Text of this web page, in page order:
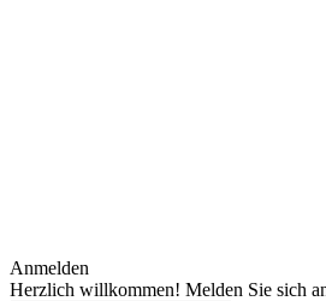
Anmelden
Herzlich willkommen! Melden Sie sich